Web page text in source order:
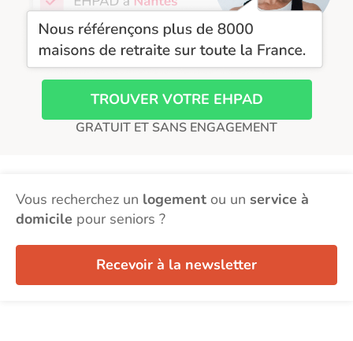
TROUVER VOTRE EHPAD
GRATUIT ET SANS ENGAGEMENT
Vous recherchez un logement ou un service à
domicile pour seniors ?
Recevoir à la newsletter